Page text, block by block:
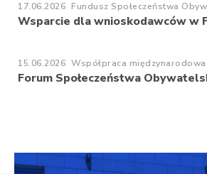
17.06.2026 Fundusz Społeczeństwa
Wsparcie dla wnioskodawców w
15.06.2026 Współpraca międzynarodowa
Forum Społeczeństwa